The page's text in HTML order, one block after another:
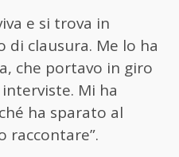
e si trova in
di clausura. Me lo ha
che portavo in giro
Mi ha
ha sparato al
raccontare”.